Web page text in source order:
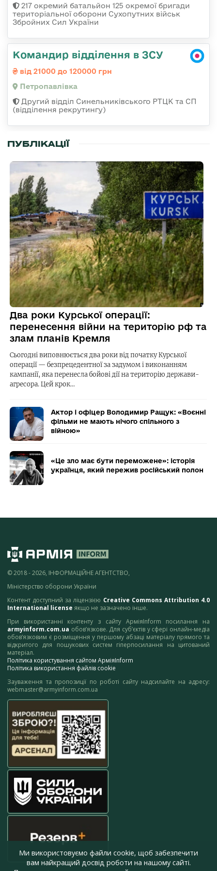
217 окремий батальйон 125 окремої бригади
територіальної оборони Сухопутних військ
Збройних Сил України
Командир відділення в ЗСУ
від 21000 до 120000 грн
Петропавлівка
Другий відділ Синельниківського РТЦК та СП
(відділення рекрутингу)
ПУБЛІКАЦІЇ
Два роки Курської операції:
перенесення війни на територію рф та
злам планів Кремля
Сьогодні виповнюється два роки від початку Курської
операції — безпрецедентної за задумом і виконанням
кампанії, яка перенесла бойові дії на територію держави-
агресора. Цей крок…
Актор і офіцер Володимир Ращук: «Воєнні
фільми не мають нічого спільного з
війною»
«Це зло має бути переможене»: історія
українця, який пережив російський полон
© 2018 - 2026, ІНФОРМАЦІЙНЕ АГЕНТСТВО,
Міністерство оборони України
Контент доступний за ліцензією Creative Commons Attribution 4.0
International license якщо не зазначено інше.
При використанні контенту з сайту АрміяInform посилання на
armyinform.com.ua обов’язкове. Для суб’єктів у сфері онлайн-медіа
обов’язковим є розміщення у першому абзаці матеріалу прямого та
відкритого для пошукових систем гіперпосилання на цитований
матеріал.
Політика користування сайтом АрміяInform
Політика використання файлів cookie
Зауваження та пропозиції по роботі сайту надсилайте на адресу:
webmaster@armyinform.com.ua
Ми використовуємо файли cookie, щоб забезпечити
вам найкращий досвід роботи на нашому сайті.